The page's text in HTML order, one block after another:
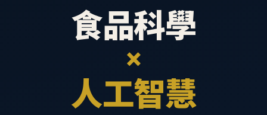
食品科學
×
人工智慧